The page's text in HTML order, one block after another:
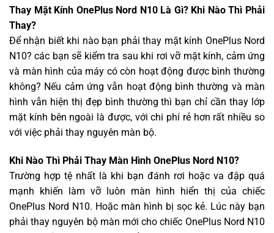
Thay Mặt Kính OnePlus Nord N10 Là Gì? Khi Nào Thì Phải
Thay?
Để nhận biết khi nào bạn phải thay mặt kính OnePlus Nord
N10? các bạn sẽ kiểm tra sau khi rơi vỡ mặt kính, cảm ứng
và màn hình của máy có còn hoạt động được bình thường
không? Nếu cảm ứng vẫn hoạt động bình thường và màn
hình vẫn hiện thị đẹp bình thường thì bạn chỉ cần thay lớp
mặt kính bên ngoài là được, với chi phí rẻ hơn rất nhiều so
với việc phải thay nguyên màn bộ.
Khi Nào Thì Phải Thay Màn Hình OnePlus Nord N10?
Trường hợp tệ nhất là khi bạn đánh rơi hoặc va đập quá
mạnh khiến làm vỡ luôn màn hình hiển thị của chiếc
OnePlus Nord N10. Hoặc màn hình bị sọc kẻ. Lúc này bạn
phải thay nguyên bộ màn mới cho chiếc OnePlus Nord N10